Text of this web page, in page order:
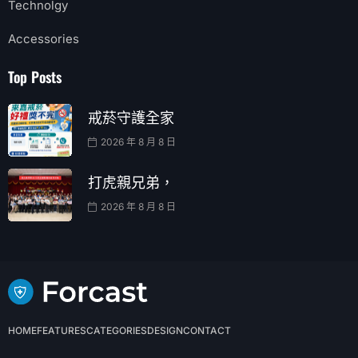
Technolgy
Accessories
Top Posts
戒菸守護全家
2026 年 8 月 8 日
打虎親兄弟，
2026 年 8 月 8 日
HOMEFEATURESCATEGORIESDESIGNCONTACT